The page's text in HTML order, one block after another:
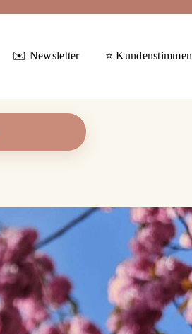
✉️ Newsletter ⭐ Kundenstimmen